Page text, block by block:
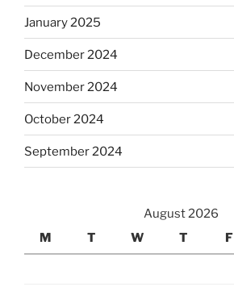
January 2025
December 2024
November 2024
October 2024
September 2024
August 2026
M
T W T F